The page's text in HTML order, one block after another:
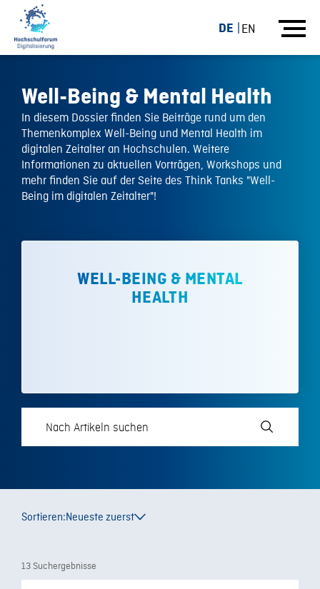
DE EN
Well-Being & Mental Health
In diesem Dossier finden Sie Beiträge rund um den
Themenkomplex Well-Being und Mental Health im
digitalen Zeitalter an Hochschulen. Weitere
Informationen zu aktuellen Vorträgen, Workshops und
mehr finden Sie auf der Seite des Think Tanks "Well-
Being im digitalen Zeitalter"!
WELL-BEING & MENTAL
HEALTH
Sortieren:Neueste zuerst
13 Suchergebnisse